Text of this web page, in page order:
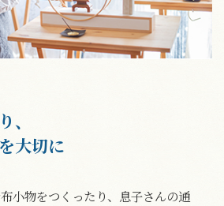
、
大切に
小物をつくったり、息子さんの通